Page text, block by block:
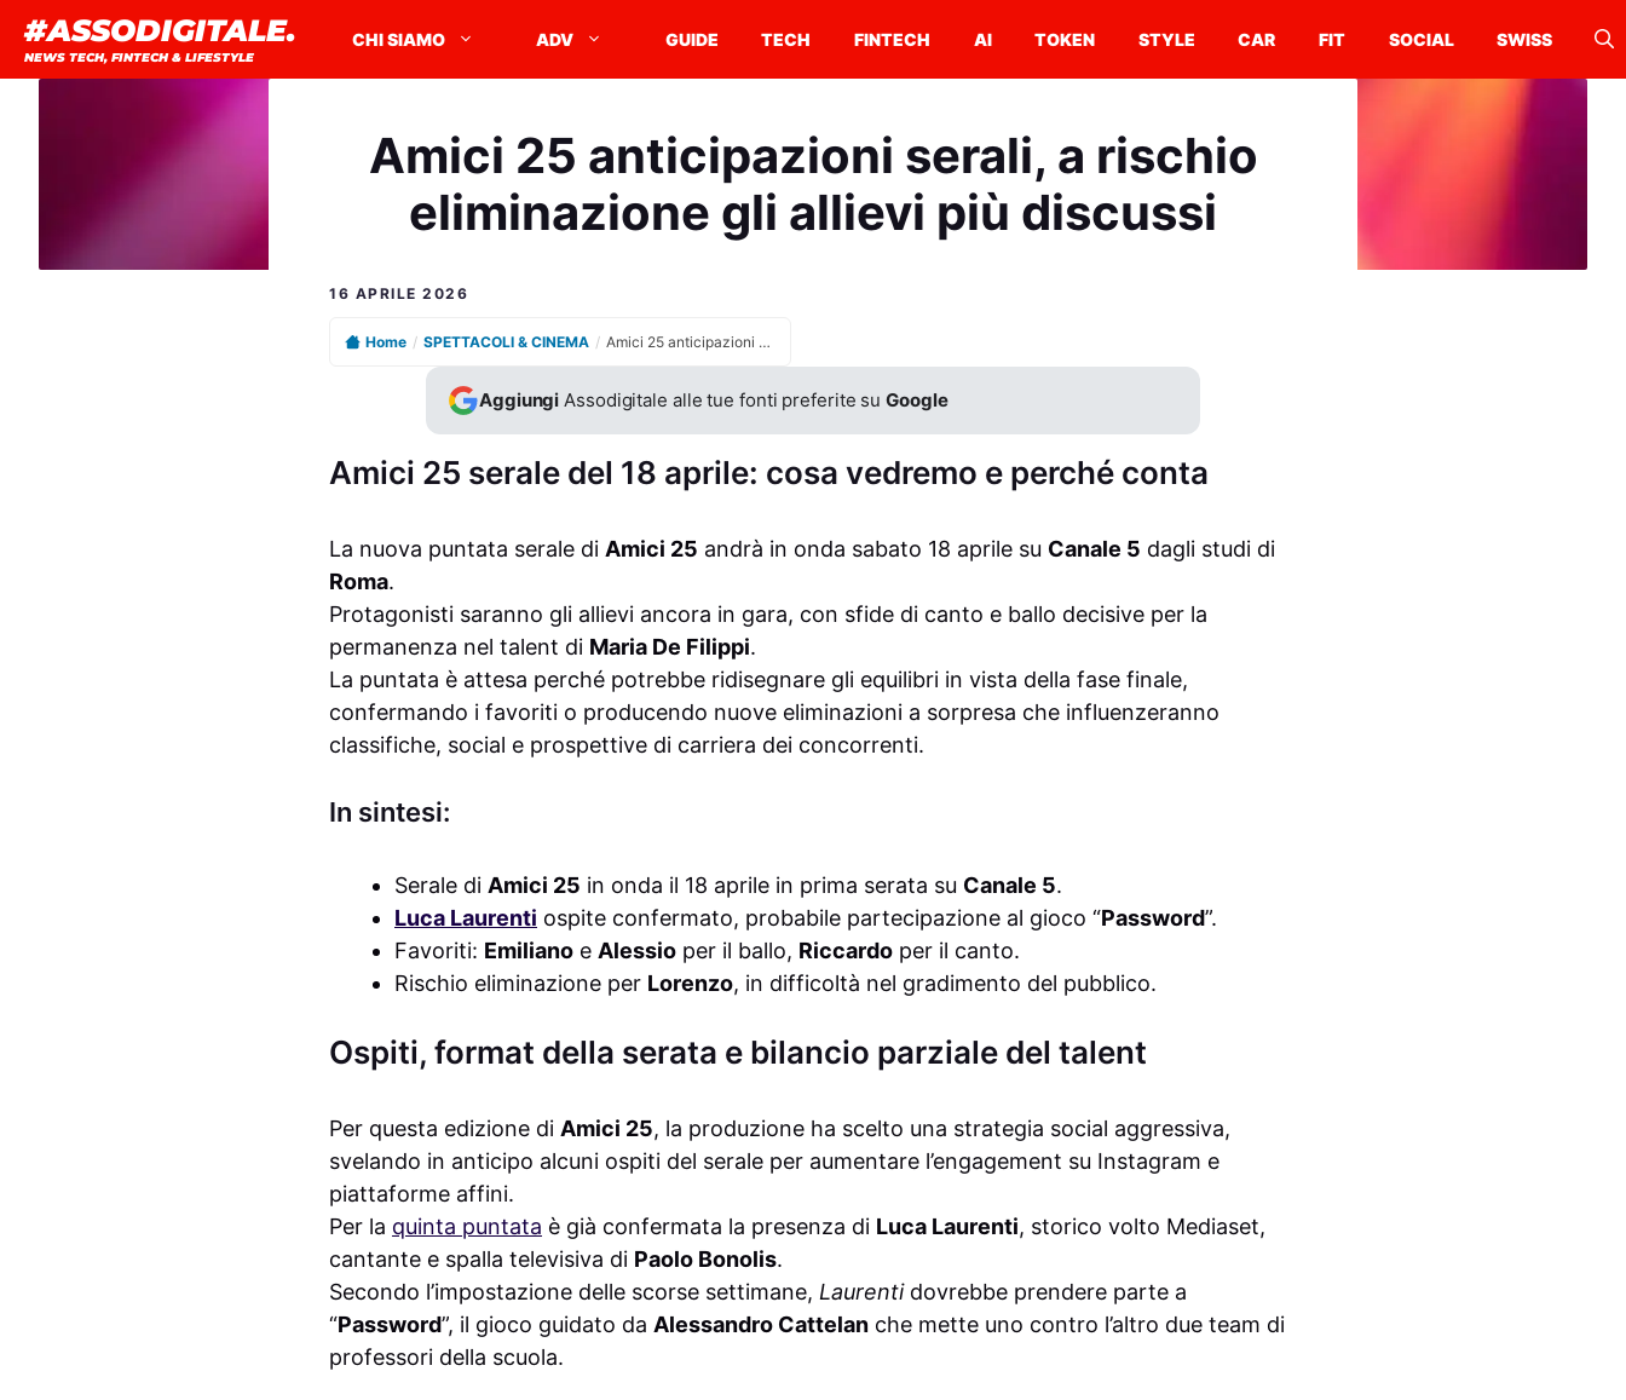
contenuto
#ASSODIGITALE.
NEWS TECH, FINTECH & LIFESTYLE
CHI SIAMO ADV GUIDE TECH FINTECH AI TOKEN STYLE CAR FIT SOCIAL SWISS
Amici 25 anticipazioni serali, a rischio
eliminazione gli allievi più discussi
16 APRILE 2026
Home / SPETTACOLI & CINEMA / Amici 25 anticipazioni serali, a rischio eliminazione gli allievi più discussi
Aggiungi Assodigitale alle tue fonti preferite suGoogle
Amici 25 serale del 18 aprile: cosa vedremo e perché conta
La nuova puntata serale di Amici 25 andrà in onda sabato 18 aprile su Canale 5 dagli studi di
Roma.
Protagonisti saranno gli allievi ancora in gara, con sfide di canto e ballo decisive per la
permanenza nel talent di Maria De Filippi.
La puntata è attesa perché potrebbe ridisegnare gli equilibri in vista della fase finale,
confermando i favoriti o producendo nuove eliminazioni a sorpresa che influenzeranno
classifiche, social e prospettive di carriera dei concorrenti.
In sintesi:
Serale di Amici 25 in onda il 18 aprile in prima serata su Canale 5.
Luca Laurenti ospite confermato, probabile partecipazione al gioco “Password”.
Favoriti: Emiliano e Alessio per il ballo, Riccardo per il canto.
Rischio eliminazione per Lorenzo, in difficoltà nel gradimento del pubblico.
Ospiti, format della serata e bilancio parziale del talent
Per questa edizione di Amici 25, la produzione ha scelto una strategia social aggressiva,
svelando in anticipo alcuni ospiti del serale per aumentare l’engagement su Instagram e
piattaforme affini.
Per la quinta puntata è già confermata la presenza di Luca Laurenti, storico volto Mediaset,
cantante e spalla televisiva di Paolo Bonolis.
Secondo l’impostazione delle scorse settimane, Laurentidovrebbe prendere parte a
“Password”, il gioco guidato da Alessandro Cattelan che mette uno contro l’altro due team di
professori della scuola.